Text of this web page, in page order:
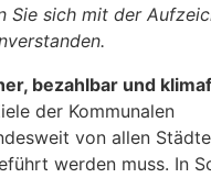
Sie sich mit der
bezahlbar und
der Kommunalen
von allen
werden muss. In